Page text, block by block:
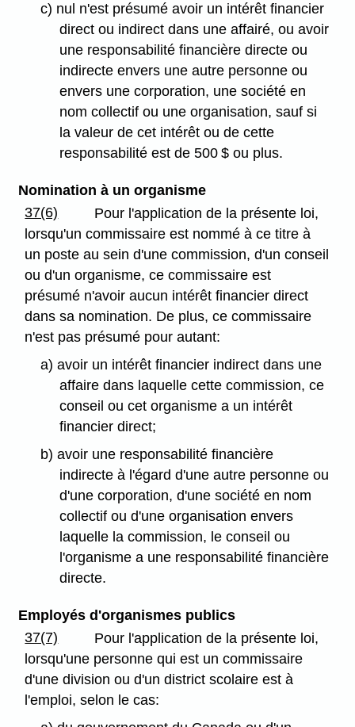
c) nul n'est présumé avoir un intérêt financier
direct ou indirect dans une affairé, ou avoir
une responsabilité financière directe ou
indirecte envers une autre personne ou
envers une corporation, une société en
nom collectif ou une organisation, sauf si
la valeur de cet intérêt ou de cette
responsabilité est de 500 $ ou plus.
Nomination à un organisme
37(6)
Pour l'application de la présente loi,
lorsqu'un commissaire est nommé à ce titre à
un poste au sein d'une commission, d'un conseil
ou d'un organisme, ce commissaire est
présumé n'avoir aucun intérêt financier direct
dans sa nomination. De plus, ce commissaire
n'est pas présumé pour autant:
a) avoir un intérêt financier indirect dans une
affaire dans laquelle cette commission, ce
conseil ou cet organisme a un intérêt
financier direct;
b) avoir une responsabilité financière
indirecte à l'égard d'une autre personne ou
d'une corporation, d'une société en nom
collectif ou d'une organisation envers
laquelle la commission, le conseil ou
l'organisme a une responsabilité financière
directe.
Employés d'organismes publics
37(7)
Pour l'application de la présente loi,
lorsqu'une personne qui est un commissaire
d'une division ou d'un district scolaire est à
l'emploi, selon le cas: